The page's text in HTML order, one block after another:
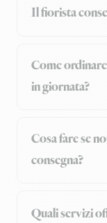
Il fiorista
Come
in giornata?
Cosa fare se
consegna?
Quali servizi